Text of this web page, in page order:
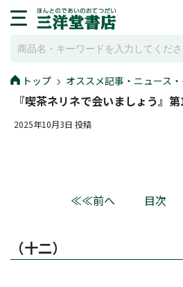
トップ オススメ記事・ニュース
『喫茶ネリネで会いましょう』
2025年10月3日 投稿
≪≪前へ 目次
（十二）